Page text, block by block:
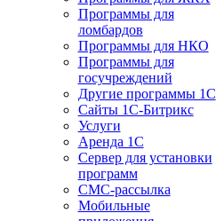
Программы для
ломбардов
Программы для НКО
Программы для
госучреждений
Другие программы 1С
Сайты 1С-Битрикс
Услуги
Аренда 1С
Сервер для установки
программ
СМС-рассылка
Мобильные